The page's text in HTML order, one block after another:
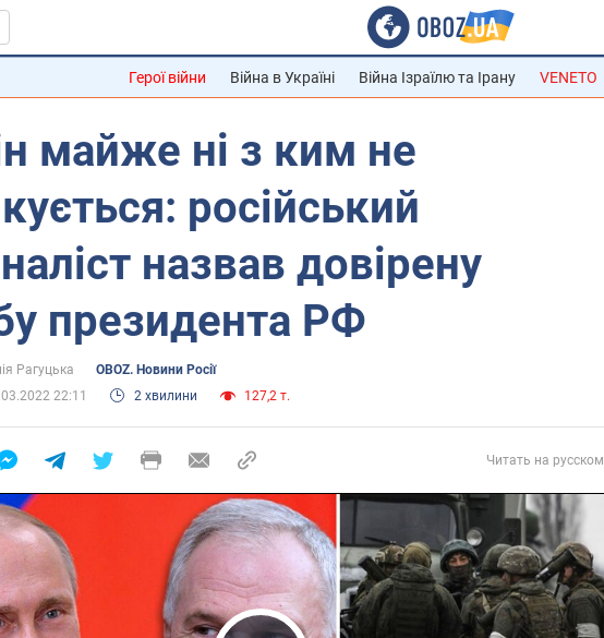
Герої війни Війна в Україні Війна Ізраїлю та Ірану VENETO
майже ні з ким не
російський
назвав довірену
президента РФ
Рагуцька
OBOZ. Новини Росії
22:11
2 хвилини 127,2 т.
Читать на русском